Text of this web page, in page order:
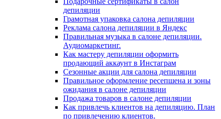
депиляции
Грамотная упаковка салона депиляции
Реклама салона депиляции в Яндекс
Правильная музыка в салоне депиляции.
Аудиомаркетинг.
Как мастеру депиляции оформить
продающий аккаунт в Инстаграм
Сезонные акции для салона депиляции
Правильное оформление ресепшена и зоны
ожидания в салоне депиляции
Продажа товаров в салоне депиляции
Как привлечь клиентов на депиляцию. План
по привлечению клиентов.